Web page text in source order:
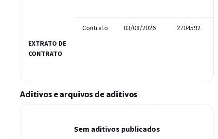
EXTRATO DE
CONTRATO
Contrato 03/08/2026 2704592
Aditivos e arquivos de aditivos
Sem aditivos publicados